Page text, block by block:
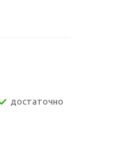
Достаточно